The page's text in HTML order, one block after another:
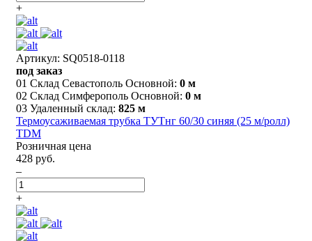
+
Артикул: SQ0518-0118
под заказ
01 Склад Севастополь Основной: 0 м
02 Склад Симферополь Основной: 0 м
03 Удаленный склад: 825 м
Термоусаживаемая трубка ТУТнг 60/30 синяя (25 м/ролл)
TDM
Розничная цена
428 руб.
–
+